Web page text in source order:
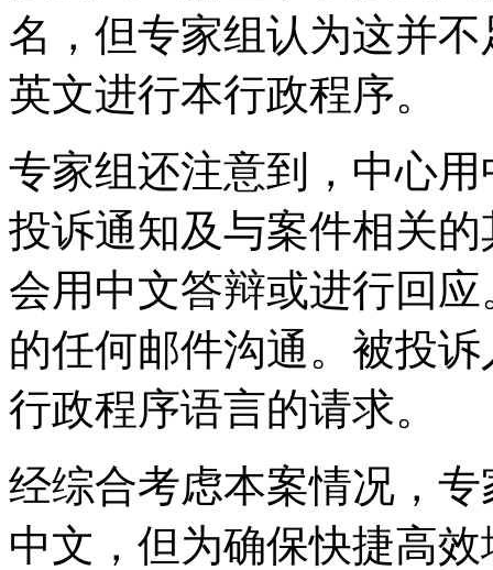
名，但专家组认为这并
英文进行本行政程序。
专家组还注意到，中心
投诉通知及与案件相关
会用中文答辩或进行回
的任何邮件沟通。被投
行政程序语言的请求。
经综合考虑本案情况，
中文，但为确保快捷高